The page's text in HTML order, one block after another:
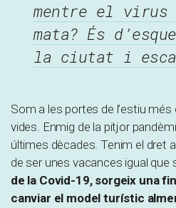
mentre el virus
mata? És
la ciutat i
Som a les portes de l’estiu
vides. Enmig de la pitjor
últimes dècades. Tenim el dret
de ser unes vacances igual que
de la Covid-19, sorgeix una
canviar el model turístic